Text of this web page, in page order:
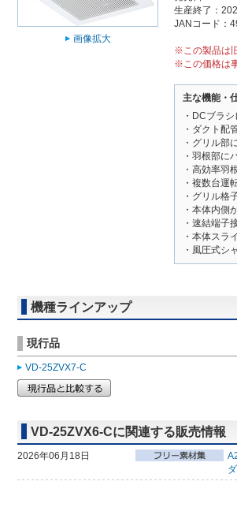
画像拡大
生産終了：
JANコード：
※この製品は
※この価格は
主な機能・
・DCブラ
・ダクト配
・グリル部
・羽根部に
・高効率羽
・複数台運
・グリル格
・本体内側
・速結端子
・本体スラ
・風圧式シ
機種ラインアップ
現行品
VD-25ZVX7-C
VD-25ZVX6-Cに関連する販売情報
2026年06月18日